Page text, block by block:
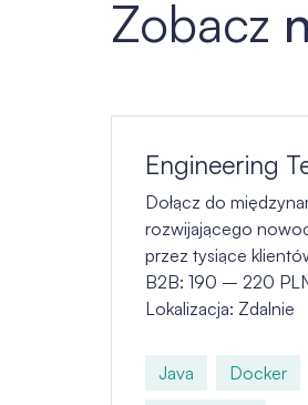
Zobacz
Engineering
Dołącz do
rozwijającego
przez tysiące
B2B: 190 – 220
Lokalizacja: Zdalnie
Java Docker